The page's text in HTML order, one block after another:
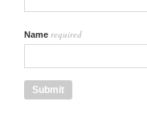
Name required